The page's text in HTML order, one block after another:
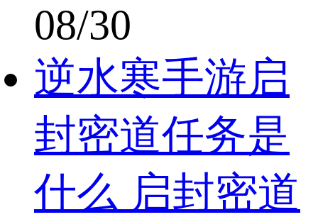
08/30
逆水寒手游启
封密道任务是
什么 启封密道